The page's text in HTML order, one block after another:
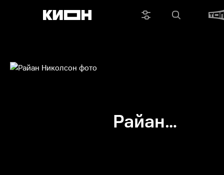
Райан